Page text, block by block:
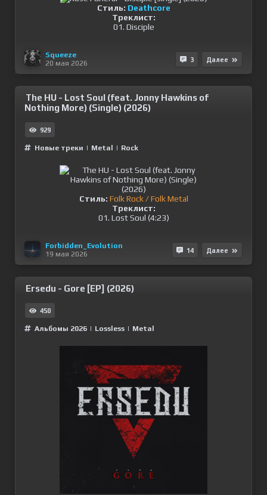
Стиль: Deathcore
Треклист:
01. Disciple
Squeeze
20 мая 2026
3 Далее
The HU - Lost Soul (feat. Jonny Hawkins of
Nothing More) (Single) (2026)
929
Новые треки | Metal | Rock
Стиль: Folk Rock / Folk Metal
Треклист:
01. Lost Soul (4:23)
Forbidden_Evolution
19 мая 2026
14 Далее
Ersedu - Gore [EP] (2026)
450
Альбомы 2026 | Lossless | Metal